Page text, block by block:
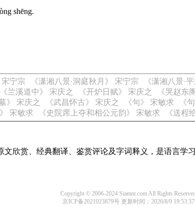
shēng.
宋宁宗 《潇湘八景·洞庭秋月》 宋宁宗 《潇湘八景·
《兰溪道中》 宋庆之 《开炉日赋》 宋庆之 《哭赵东
》 宋庆之 《武昌怀古》 宋庆之 《句》 宋敏求 《
宋敏求 《史院席上夺和相公元韵》 宋敏求 《送程
欣赏、经典翻译、鉴赏评论及字词释义，是语言学习
Copyright © 2006-2024 Siamnt.com All Rights
京ICP备2021023879号 更新时间：2026/8/9 19:53:37